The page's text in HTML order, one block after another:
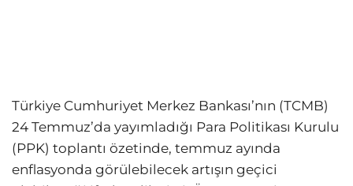
Türkiye Cumhuriyet Merkez Bankası’nın (TCMB)
24 Temmuz’da yayımladığı Para Politikası Kurulu
(PPK) toplantı özetinde, temmuz ayında
enflasyonda görülebilecek artışın geçici